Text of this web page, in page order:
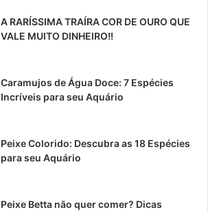
A RARÍSSIMA TRAÍRA COR DE OURO QUE
VALE MUITO DINHEIRO!!
Caramujos de Água Doce: 7 Espécies
Incríveis para seu Aquário
Peixe Colorido: Descubra as 18 Espécies
para seu Aquário
Peixe Betta não quer comer? Dicas